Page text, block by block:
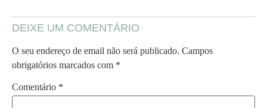
DEIXE UM COMENTÁRIO
O seu endereço de email não será publicado. Campos
obrigatórios marcados com *
Comentário *